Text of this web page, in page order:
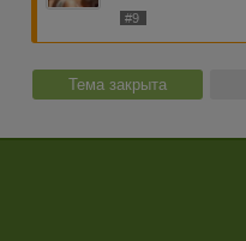
#9
Тема закрыта